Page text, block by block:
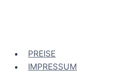
PREISE
IMPRESSUM